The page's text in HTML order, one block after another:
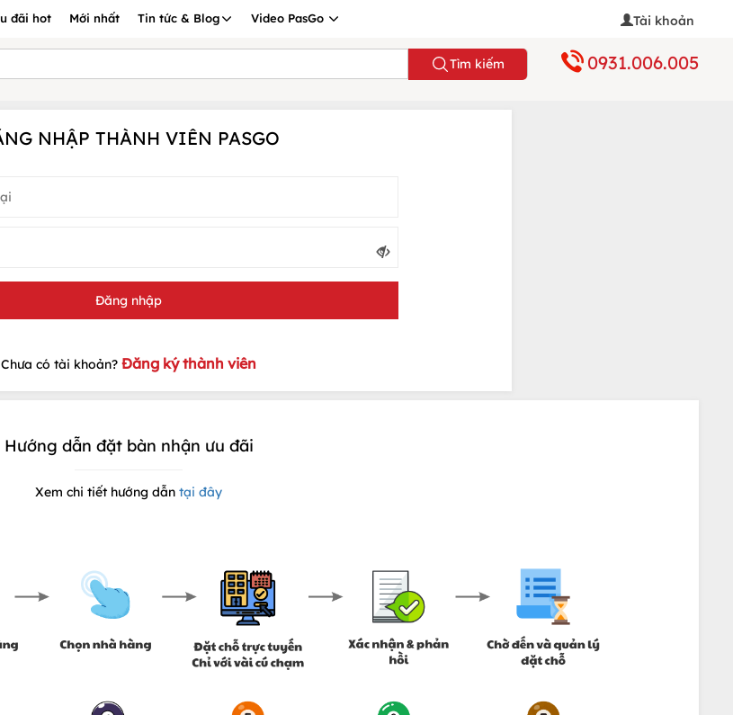
đãi hot Mới nhất Tin tức & Blog Video PasGo Tài khoản
Tìm kiếm 0931.006.005
NHẬP THÀNH VIÊN PASGO
Chưa có tài khoản? Đăng ký thành viên
Hướng dẫn đặt bàn nhận ưu đãi
Xem chi tiết hướng dẫn tại đây